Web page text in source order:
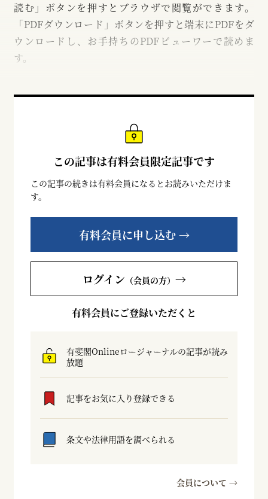
読む」ボタンを押すとブラウザで閲覧ができます。
「PDFダウンロード」ボタンを押すと端末にPDFをダ
ウンロードし、お手持ちのPDFビューワーで読めま
す。
この記事は有料会員限定記事です
この記事の続きは有料会員になるとお読みいただけま
す。
有料会員に申し込む →
ログイン （会員の方） →
有料会員にご登録いただくと
有斐閣Onlineロージャーナルの記事が読み
放題
記事をお気に入り登録できる
条文や法律用語を調べられる
会員について →